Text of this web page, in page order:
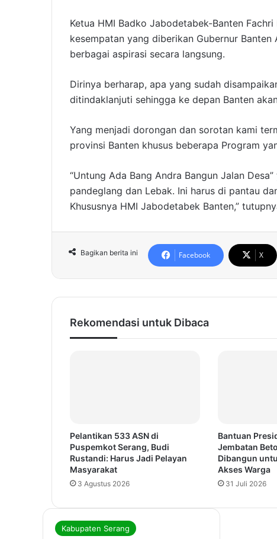
Ketua HMI Badko Jabodetabek-Banten
kesempatan yang diberikan Gubernur
berbagai aspirasi secara langsung.
Dirinya berharap, apa yang sudah
ditindaklanjuti sehingga ke depan Banten
Yang menjadi dorongan dan sorotan kami
provinsi Banten khusus beberapa Program
“Untung Ada Bang Andra Bangun Jalan
pandeglang dan Lebak. Ini harus di pantau
Khususnya HMI Jabodetabek Banten,”
Bagikan berita ini Facebook X
Rekomendasi untuk Dibaca
Pelantikan 533 ASN di
Puspemkot Serang, Budi
Rustandi: Harus Jadi Pelayan
Masyarakat
3 Agustus 2026
Bantuan
Jembatan
Dibangun
Akses Warga
31 Juli 2026